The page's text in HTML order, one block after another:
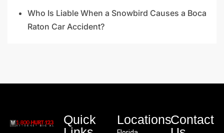
Who Is Liable When a Snowbird Causes a Boca
Raton Car Accident?
Quick
LocationsContact